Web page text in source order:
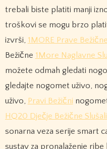
trebali biste platiti manji
troškovi se mogu brzo
izvrši, 1MORE Prave
Bežične 1More Naglavne
možete odmah gledati
gledajte nogomet uživo,
uživo, Pravi Bežični
HQ20 Dječje Bežične
sonarna veza serije smart
sustav za pronalaženje